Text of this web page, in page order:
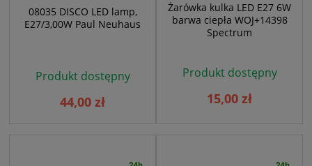
08035 DISCO LED lamp,
E27/3,00W Paul Neuhaus
Produkt dostępny
44,00 zł
Żarówka kulka LED E27 6W
barwa ciepła WOJ+14398
Spectrum
Produkt dostępny
15,00 zł